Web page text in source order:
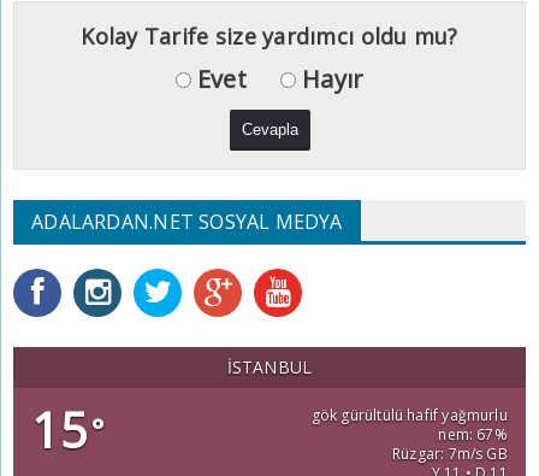
Kolay Tarife size yardımcı oldu mu?
Evet Hayır
ADALARDAN.NET SOSYAL MEDYA
İSTANBUL
15°
gök gürültülü hafif yağmurlu
nem: 67%
Rüzgar: 7m/s GB